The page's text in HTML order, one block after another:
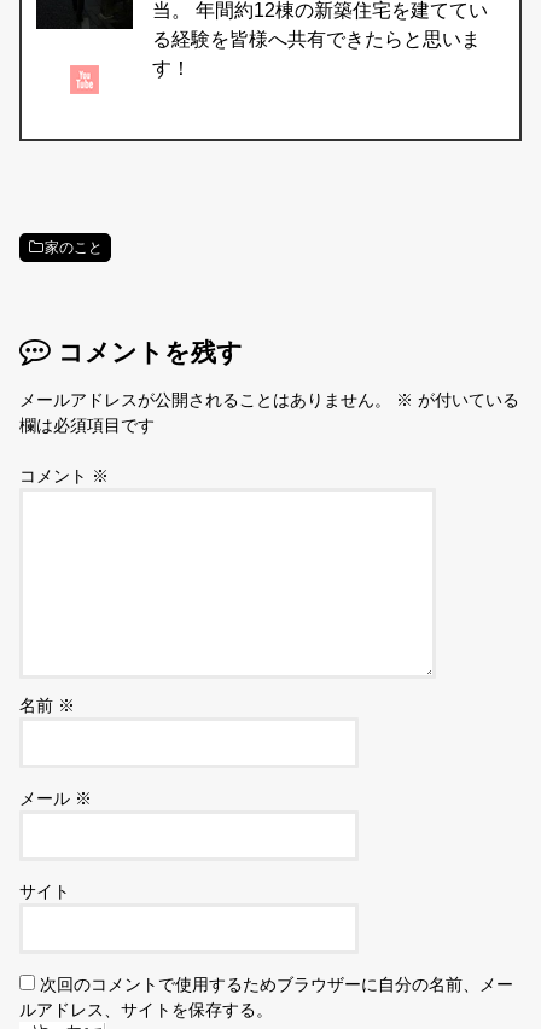
当。 年間約12棟の新築住宅を建ててい
る経験を皆様へ共有できたらと思いま
す！
家のこと
コメントを残す
メールアドレスが公開されることはありません。 ※ が付いている
欄は必須項目です
コメント ※
名前 ※
メール ※
サイト
次回のコメントで使用するためブラウザーに自分の名前、メー
ルアドレス、サイトを保存する。